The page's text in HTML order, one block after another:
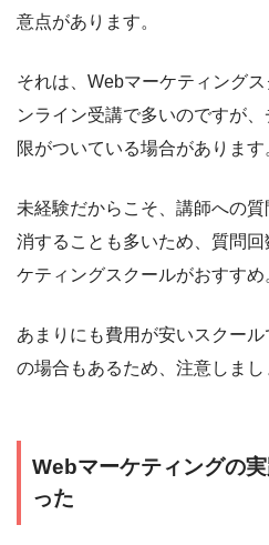
意点があります。
それは、Webマーケティング
ンライン受講で多いのですが
限がついている場合があります
未経験だからこそ、講師への
消することも多いため、質問
ケティングスクールがおすすめ
あまりにも費用が安いスクー
の場合もあるため、注意しまし
Webマーケティングの
った